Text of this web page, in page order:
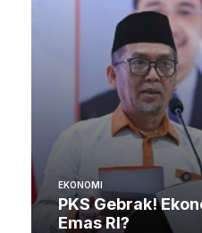
EKONOMI
PKS Gebrak!
Emas RI?